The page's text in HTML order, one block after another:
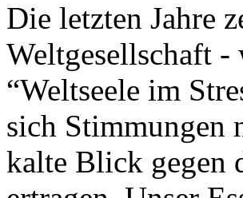
Die letzten Jahre
Weltgesellschaft
“Weltseele im
sich Stimmungen
kalte Blick gegen